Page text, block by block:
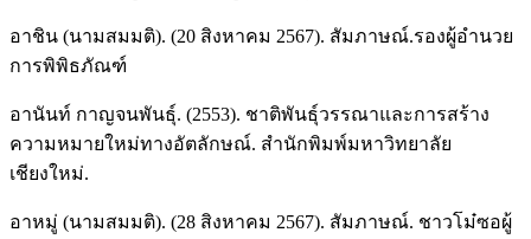
อาชิน (นามสมมติ). (20 สิงหาคม 2567). สัมภาษณ์.รองผู้อำนวย
การพิพิธภัณฑ์
อานันท์ กาญจนพันธุ์. (2553). ชาติพันธุ์วรรณาและการสร้าง
ความหมายใหม่ทางอัตลักษณ์. สำนักพิมพ์มหาวิทยาลัย
เชียงใหม่.
อาหมู่ (นามสมมติ). (28 สิงหาคม 2567). สัมภาษณ์. ชาวโม๋ซอผู้